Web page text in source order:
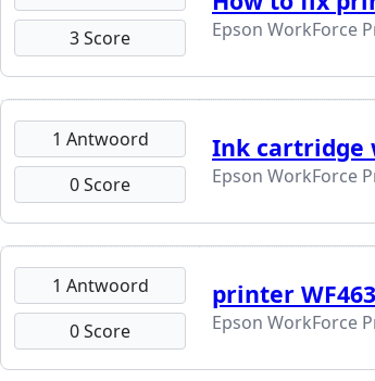
3 Score
Epson WorkForce
1 Antwoord
0 Score
Ink cartridge
Epson WorkForce
1 Antwoord
0 Score
printer
Epson WorkForce